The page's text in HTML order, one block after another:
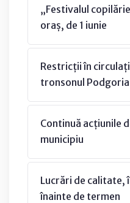
„Festivalul
oraș, de 1 iunie
Restricții în
tronsonul Podgoria
Continuă acțiunile
municipiu
Lucrări de calitate,
înainte de termen